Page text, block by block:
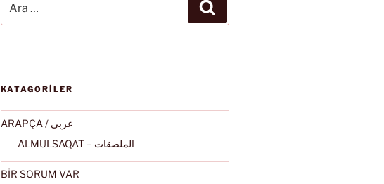
KATAGORİLER
ARAPÇA / عربى
ALMULSAQAT – الملصقات
BİR SORUM VAR